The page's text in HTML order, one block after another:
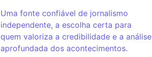
Uma fonte confiável de jornalismo
independente, a escolha certa para
quem valoriza a credibilidade e a análise
aprofundada dos acontecimentos.